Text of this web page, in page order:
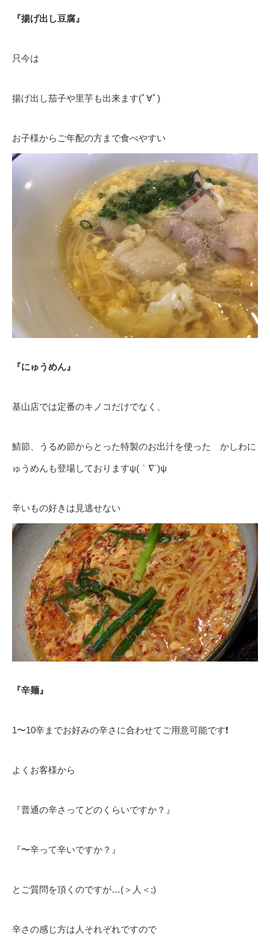
『揚げ出し豆腐』
只今は
揚げ出し茄子や里芋も出来ます(ﾟ∀ﾟ)
お子様からご年配の方まで食べやすい
『にゅうめん』
基山店では定番のキノコだけでなく、
鯖節、うるめ節からとった特製のお出汁を使った かしわに
ゅうめんも登場しておりますψ(｀∇´)ψ
辛いもの好きは見逃せない
『辛麺』
1〜10辛までお好みの辛さに合わせてご用意可能です❗️
よくお客様から
『普通の辛さってどのくらいですか？』
『〜辛って辛いですか？』
とご質問を頂くのですが…(＞人＜;)
辛さの感じ方は人それぞれですので